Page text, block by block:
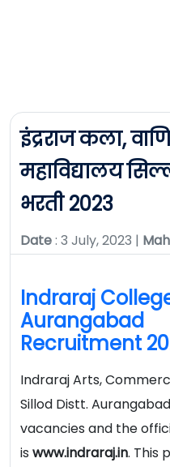
इंद्रराज कला,
महाविद्यालय
भरती 2023
Date: 3 July, 2023 |
Indraraj
Aurangabad
Recruitment
Indraraj Arts,
Sillod Distt.
vacancies and the
is www.indraraj.in. This